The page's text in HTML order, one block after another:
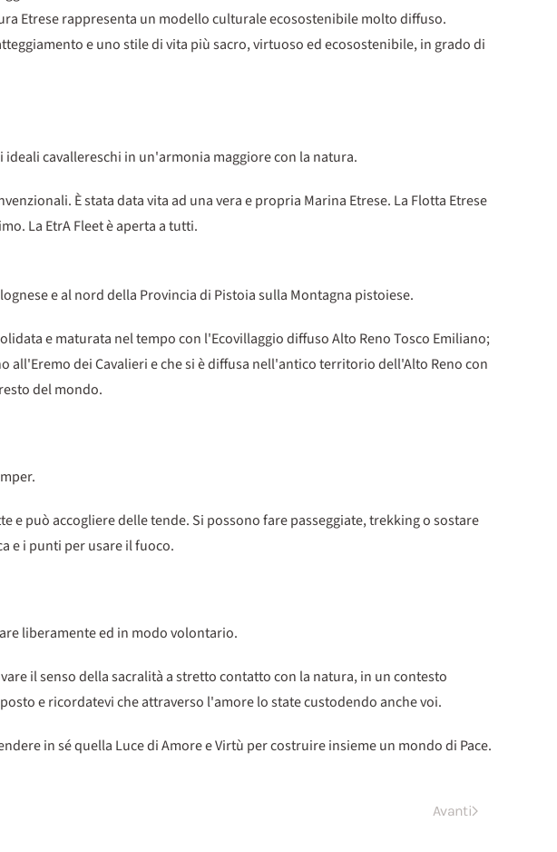
Etrese rappresenta un modello culturale ecosostenibile molto diffuso.
e uno stile di vita più sacro, virtuoso ed ecosostenibile, in grado di
cavallereschi in un'armonia maggiore con la natura.
È stata data vita ad una vera e propria Marina Etrese. La Flotta Etrese
La EtrA Fleet è aperta a tutti.
e al nord della Provincia di Pistoia sulla Montagna pistoiese.
e maturata nel tempo con l'Ecovillaggio diffuso Alto Reno Tosco Emiliano;
dei Cavalieri e che si è diffusa nell'antico territorio dell'Alto Reno con
del mondo.
e può accogliere delle tende. Si possono fare passeggiate, trekking o sostare
e i punti per usare il fuoco.
liberamente ed in modo volontario.
il senso della sacralità a stretto contatto con la natura, in un contesto
e ricordatevi che attraverso l'amore lo state custodendo anche voi.
in sé quella Luce di Amore e Virtù per costruire insieme un mondo di Pace.
Avanti